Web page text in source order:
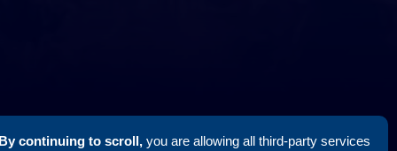
continuing to scroll, you are allowing all third-party services